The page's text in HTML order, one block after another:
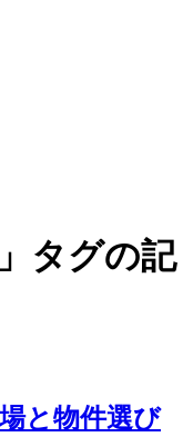
タグの記
と物件選び